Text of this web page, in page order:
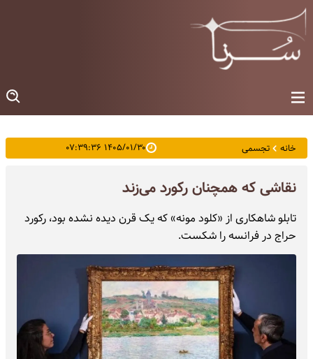
خانه تجسمی ۱۴۰۵/۰۱/۳۰ ۰۷:۳۹:۳۶
نقاشی که همچنان رکورد می‌زند
تابلو شاهکاری از «کلود مونه» که یک قرن دیده نشده بود، رکورد
حراج در فرانسه را شکست.